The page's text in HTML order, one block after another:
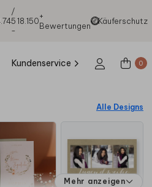
/
5
-
18.150+
Bewertungen
Käuferschutz
Kundenservice 0
Alle Designs
Mehr anzeigen